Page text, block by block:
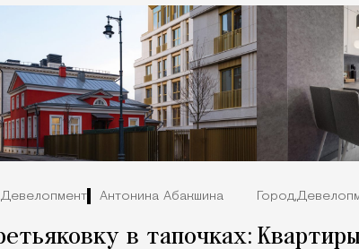
Девелопмент Антонина Абакшина
в тапочках:
Город,